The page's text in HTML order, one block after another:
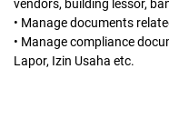
vendors, building lessor,
• Manage documents
• Manage compliance
Lapor, Izin Usaha etc.